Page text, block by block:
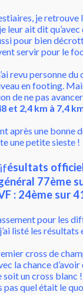
je retrouve
leur ait dit
pour bien
servir pour le
revu personne
en footing.
de ne pas
et 2,4 km à 7,4
après une bonne
une petite sieste !
ésultats
77ème
: 24ème sur
pour les
listé les résultats
cross de
la chance
soit un cross blanc !
pas quel était le